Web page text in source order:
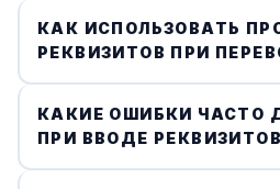
(10 или 12 цифр). БИК -
идентификационный код (9
КАК ИСПОЛЬЗОВАТЬ
РЕКВИЗИТОВ ПРИ
получателя. Это
переводе и мошенничество.
КАКИЕ ОШИБКИ ЧАСТО
ПРИ ВВОДЕ